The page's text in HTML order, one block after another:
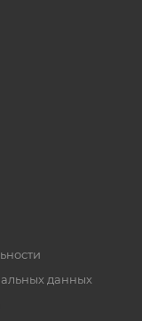
данных